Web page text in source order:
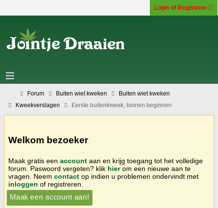
Login of Registreer
Forum Buiten wiet kweken
Buiten wiet kweken
Kweekverslagen
Eerste buitenkweek, binnen beginnen
Welkom bezoeker
Maak gratis een account aan en krijg toegang tot het volledige
forum. Paswoord vergeten? klik hierom een nieuwe aan te
vragen. Neem contact op indien u problemen ondervindt met
inloggen of registreren.
Maak een account aan!